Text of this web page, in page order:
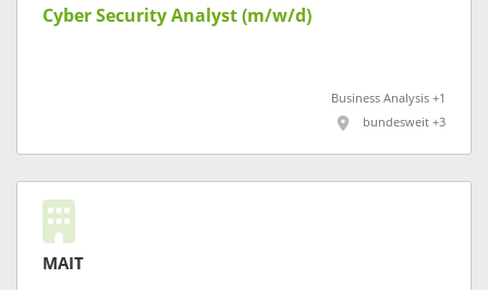
Cyber Security Analyst (m/w/d)
Business Analysis +1
bundesweit +3
MAIT